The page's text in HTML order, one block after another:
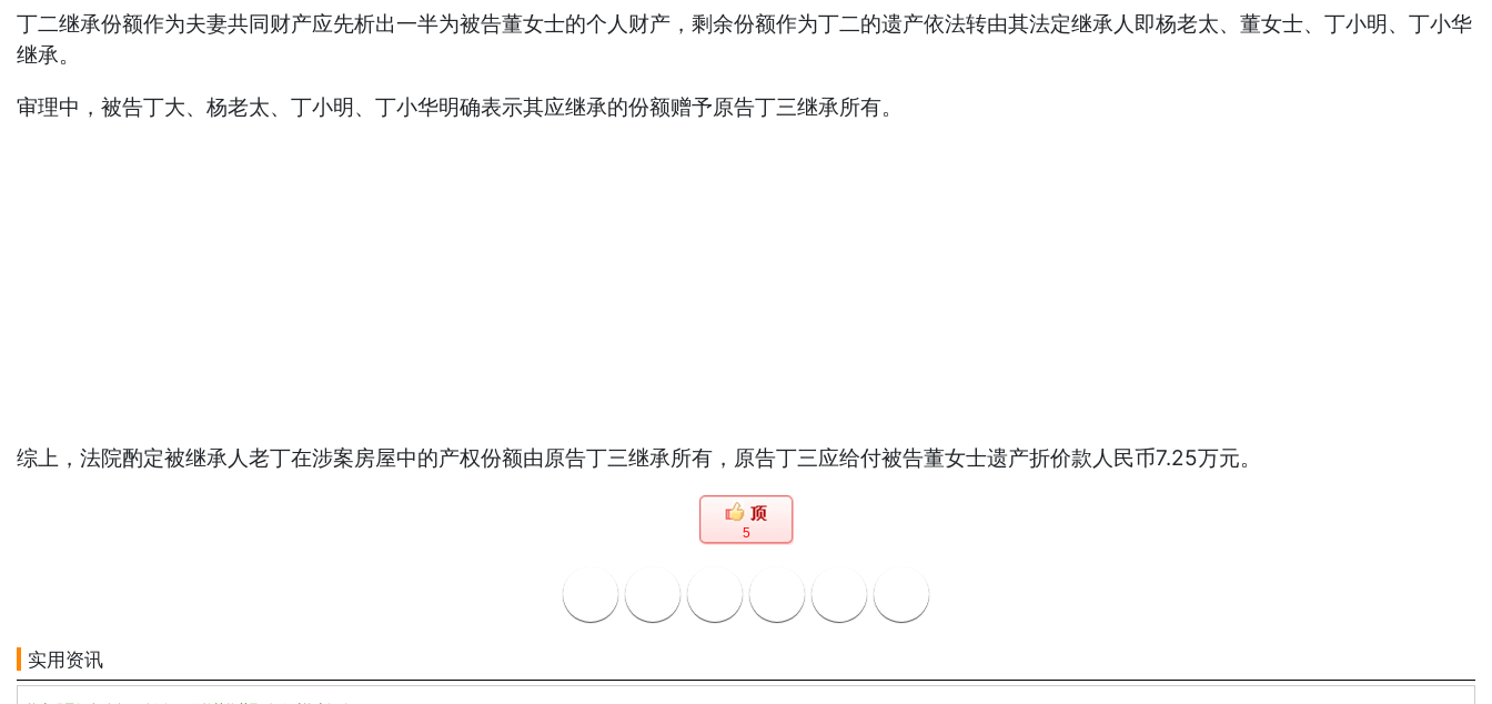
丁二继承份额作为夫妻共同财产应先析出一半为被告董女士的个人财产，剩余份额作为丁二的遗产依法转由其法定继承人即杨老太、董女士、丁小明、丁小华
继承。
审理中，被告丁大、杨老太、丁小明、丁小华明确表示其应继承的份额赠予原告丁三继承所有。
综上，法院酌定被继承人老丁在涉案房屋中的产权份额由原告丁三继承所有，原告丁三应给付被告董女士遗产折价款人民币7.25万元。
5
实用资讯